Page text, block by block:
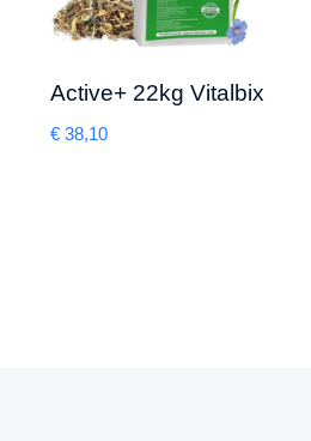
Active+ 22kg Vitalbix
€38,10